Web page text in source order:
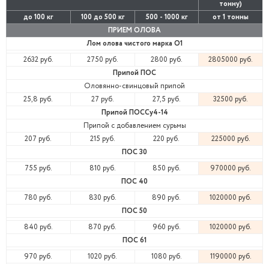
тонну)
до 100 кг
100 до 500 кг 500 - 1000 кг
от 1 тонны
ПРИЕМ ОЛОВА
Лом олова чистого марка О1
2632 руб.
2750 руб. 2800 руб.
2805000 руб.
Припой ПОС
Оловянно-свинцовый припой
25,8 руб.
27 руб. 27,5 руб.
32500 руб.
Припой ПОССу4-14
Припой с добавлением сурьмы
207 руб.
215 руб. 220 руб.
225000 руб.
ПОС 30
755 руб.
810 руб. 850 руб.
970000 руб.
ПОС 40
780 руб.
830 руб. 890 руб.
1020000 руб.
ПОС 50
840 руб.
870 руб. 960 руб.
1020000 руб.
ПОС 61
970 руб.
1020 руб. 1080 руб.
1190000 руб.